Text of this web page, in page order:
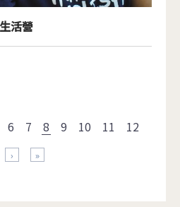
活營
6 7 8 9 10 11 12